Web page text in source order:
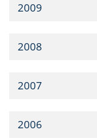
2009
2008
2007
2006